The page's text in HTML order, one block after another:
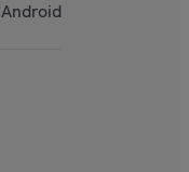
Android